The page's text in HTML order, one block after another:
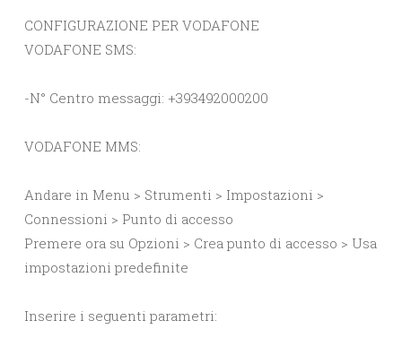
CONFIGURAZIONE PER VODAFONE
VODAFONE SMS:
-N° Centro messaggi: +393492000200
VODAFONE MMS:
Andare in Menu > Strumenti > Impostazioni >
Connessioni > Punto di accesso
Premere ora su Opzioni > Crea punto di accesso > Usa
impostazioni predefinite
Inserire i seguenti parametri: